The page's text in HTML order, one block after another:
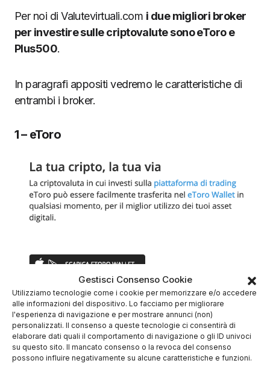
Gestisci Consenso Cookie
Utilizziamo tecnologie come i cookie per memorizzare e/o accedere
alle informazioni del dispositivo. Lo facciamo per migliorare
l'esperienza di navigazione e per mostrare annunci (non)
personalizzati. Il consenso a queste tecnologie ci consentirà di
elaborare dati quali il comportamento di navigazione o gli ID univoci
su questo sito. Il mancato consenso o la revoca del consenso
possono influire negativamente su alcune caratteristiche e funzioni.
Per noi di Valutevirtuali.com i due migliori broker
per investire sulle criptovalute sono eToro e
Plus500.
In paragrafi appositi vedremo le caratteristiche di
entrambi i broker.
1 – eToro
Il broker eToro è uno dei più famosi e popolari e
conta 16 milioni di trader in tutto il mondo.In
merito alle criptovalute, eToro è uno dei broker più
completi in Europa.